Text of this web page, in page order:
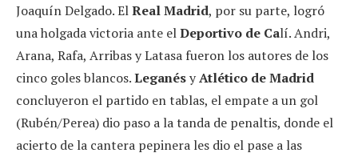
Joaquín Delgado. ElReal Madrid, por su parte, logró
una holgada victoria ante elDeportivo de Calí. Andri,
Arana, Rafa, Arribas y Latasa fueron los autores de los
cinco goles blancos.LeganésyAtlético de Madrid
concluyeron el partido en tablas, el empate a un gol
(Rubén/Perea) dio paso a la tanda de penaltis, donde el
acierto de la cantera pepinera les dio el pase a las